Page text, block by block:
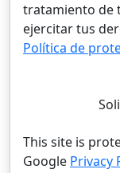
tratamiento de
ejercitar tus
Política de
This site is
Google Privacy